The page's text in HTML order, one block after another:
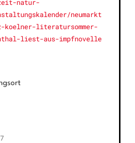
natur-
neumarkt
koelner-literatursommer-
liest-aus-impfnovelle